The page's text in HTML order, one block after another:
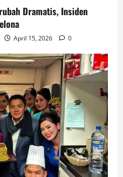
Dramatis, Insiden
April 15, 2026 0